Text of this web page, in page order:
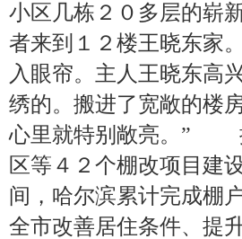
小区几栋２０多层的崭
者来到１２楼王晓东家
入眼帘。主人王晓东高
绣的。搬进了宽敞的楼
心里就特别敞亮。”
区等４２个棚改项目建
间，哈尔滨累计完成棚
全市改善居住条件、提